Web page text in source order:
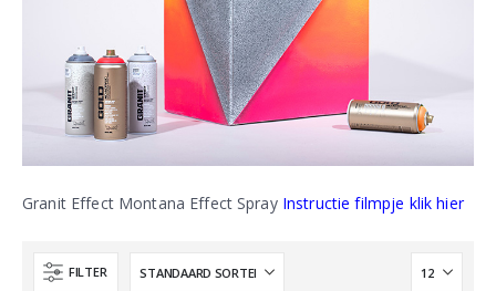
Granit Effect Montana Effect Spray Instructie filmpje klik hier
FILTER